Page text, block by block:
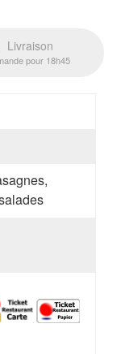
Livraison
pour 18h45